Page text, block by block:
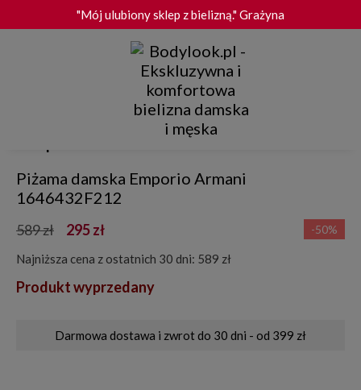
"Mój ulubiony sklep z bielizną." Grażyna
Darmowa dostawa i zwrot od 399 zł
"Bardzo dobra jakość produktów." Małgorzata
Wygodny zwrot do 30 dni
"Szybka i terminowa dostawa." Roma
Piżama damska Emporio Armani
1646432F212
589 zł 295 zł -50%
Najniższa cena z ostatnich 30 dni: 589 zł
Produkt wyprzedany
Darmowa dostawa i zwrot do 30 dni - od 399 zł